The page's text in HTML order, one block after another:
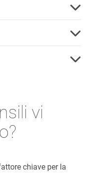
vi
chiave per la